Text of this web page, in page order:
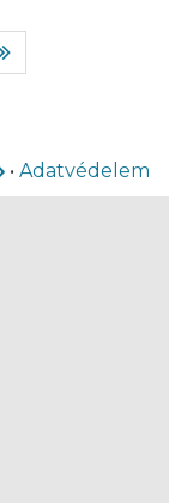
• Adatvédelem